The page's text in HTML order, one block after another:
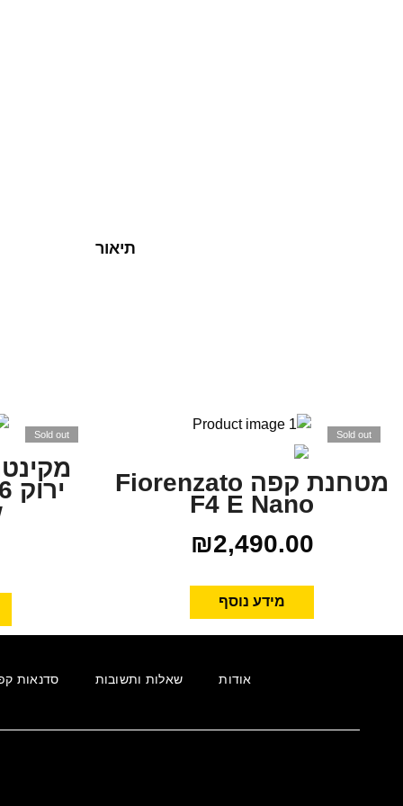
תיאור
Sold out
מטחנת קפה Fiorenzato
F4 E Nano
₪2,490.00
מידע נוסף
Sold out
אודות שאלות ותשובות סדנאות